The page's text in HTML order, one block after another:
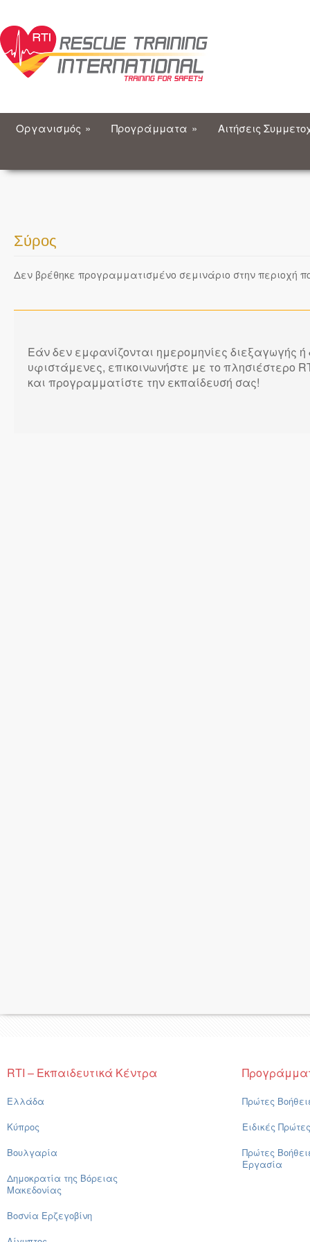
Οργανισμός » Προγράμματα » Αιτήσεις
Σύρος
Δεν βρέθηκε προγραμματισμένο σεμινάριο στην περιοχή
Εάν δεν εμφανίζονται ημερομηνίες διεξαγωγής ή
υφιστάμενες, επικοινωνήστε με το πλησιέστερο
και προγραμματίστε την εκπαίδευσή σας!
RTI – Εκπαιδευτικά Κέντρα
Ελλάδα
Κύπρος
Βουλγαρία
Δημοκρατία της Βόρειας
Μακεδονίας
Βοσνία Ερζεγοβίνη
Πρώτες
Ειδικές
Πρώτες
Εργασία